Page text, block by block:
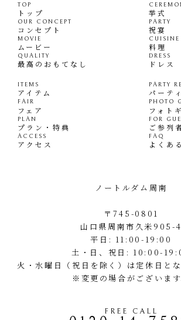
TOP
トップ
OUR CONCEPT
コンセプト
MOVIE
ムービー
QUALITY
最高のおもてなし
挙式
PARTY
祝宴
CUISINE
料理
DRESS
ドレス
ITEMS
アイテム
FAIR
フェア
PLAN
プラン・特典
ACCESS
アクセス
PARTY
パーテ
PHOTO
フォト
FOR
ご参列
FAQ
よくあ
ノートルダム周南
〒745-0801
山口県周南市久米905-4
平日: 11:00-19:00
土・日、祝日: 10:00-
火・水曜日（祝日を除く）は定休日とな
※変更の場合がございます
FREE CALL